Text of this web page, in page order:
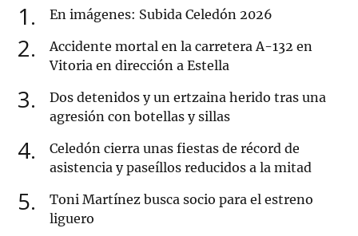
1 En imágenes: Subida Celedón 2026
2
Accidente mortal en la carretera A-132 en
Vitoria en dirección a Estella
3
Dos detenidos y un ertzaina herido tras una
agresión con botellas y sillas
4
Celedón cierra unas fiestas de récord de
asistencia y paseíllos reducidos a la mitad
5
Toni Martínez busca socio para el estreno
liguero